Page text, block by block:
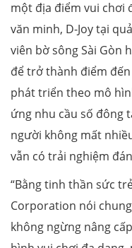
một địa điểm vui chơi
văn minh, D-Joy tại
viên bờ sông Sài Gòn
để trở thành điểm
phát triển theo mô
ứng nhu cầu số đông
người không mất
vẫn có trải nghiệm
“Bằng tinh thần sức
Corporation nói
không ngừng nâng